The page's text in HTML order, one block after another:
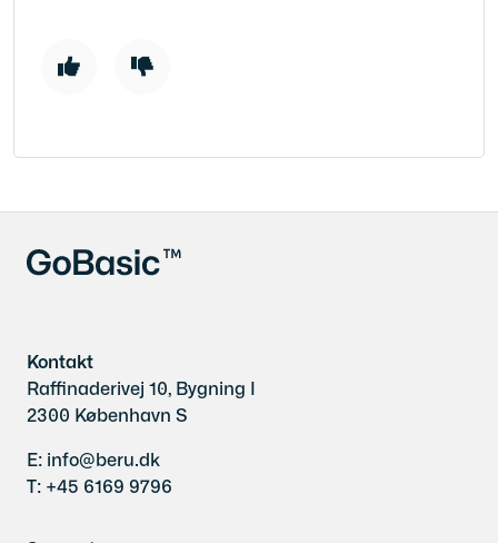
Kontakt
Raffinaderivej 10, Bygning I
2300 København S
E: info@beru.dk
T: +45 6169 9796